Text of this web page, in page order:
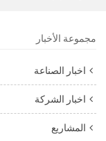
مجموعة الأخبار
اخبار الصناعة
اخبار الشركة
المشاريع